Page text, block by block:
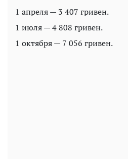
1 апреля — 3 407 гривен.
1 июля — 4 808 гривен.
1 октября — 7 056 гривен.